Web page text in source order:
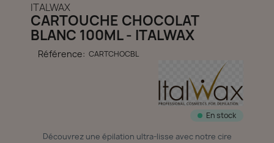
ITALWAX
CARTOUCHE CHOCOLAT
BLANC 100ML - ITALWAX
Référence: CARTCHOCBL
En stock
Découvrez une épilation ultra-lisse avec notre cire